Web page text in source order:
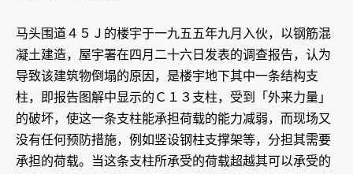
马头围道４５Ｊ的楼宇于一九五五年九月入伙，以钢筋混
凝土建造，屋宇署在四月二十六日发表的调查报告，认为
导致该建筑物倒塌的原因，是楼宇地下其中一条结构支
柱，即报告图解中显示的Ｃ１３支柱，受到「外来力量」
的破坏，使这一条支柱能承担荷载的能力减弱，而现场又
没有任何预防措施，例如竖设钢柱支撑架等，分担其需要
承担的荷载。当这条支柱所承受的荷载超越其可以承受的